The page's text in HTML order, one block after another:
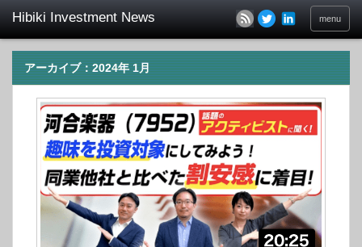
menu
アーカイブ：2024年 1月